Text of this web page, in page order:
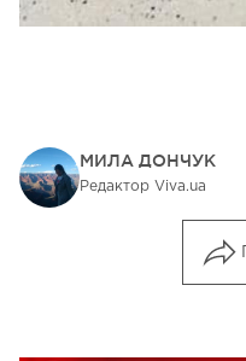
МИЛА ДОНЧУК
Редактор Viva.ua